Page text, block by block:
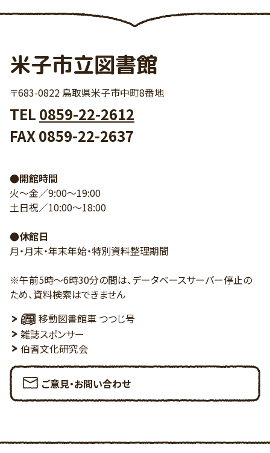
米子市立図書館
〒683-0822 鳥取県米子市中町8番地
TEL 0859-22-2612
FAX 0859-22-2637
●開館時間
火～金／9:00～19:00
土日祝／10:00～18:00
●休館日
月・月末・年末年始・特別資料整理期間
※午前5時～6時30分の間は、データベースサーバー停止の
ため、資料検索はできません
移動図書館車 つつじ号
雑誌スポンサー
伯耆文化研究会
ご意見・お問い合わせ